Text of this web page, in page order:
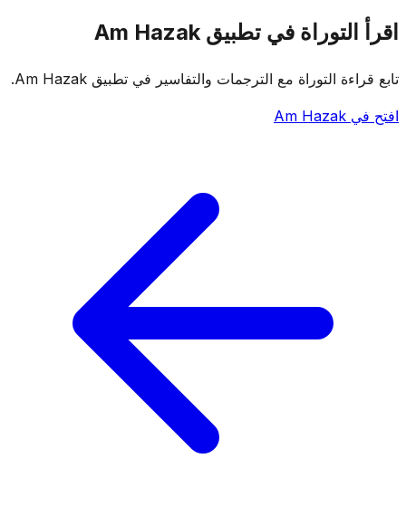
اقرأ التوراة في تطبيق Am Hazak
تابع قراءة التوراة مع الترجمات والتفاسير في تطبيق Am Hazak.
افتح في Am Hazak